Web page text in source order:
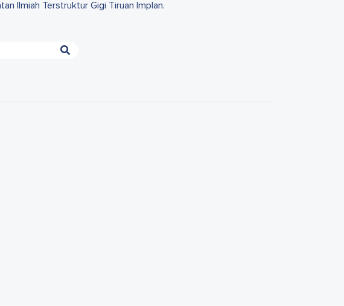
Ilmiah Terstruktur Gigi Tiruan Implan.